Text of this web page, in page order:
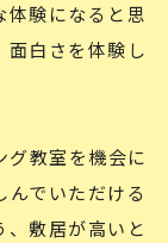
体験になると思
面白さを体験し
グ教室を機会に
でいただける
、敷居が高いと